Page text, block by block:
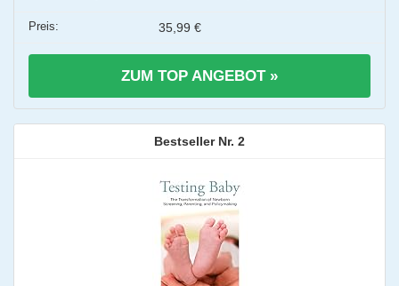
35,99 €
ZUM TOP ANGEBOT »
2